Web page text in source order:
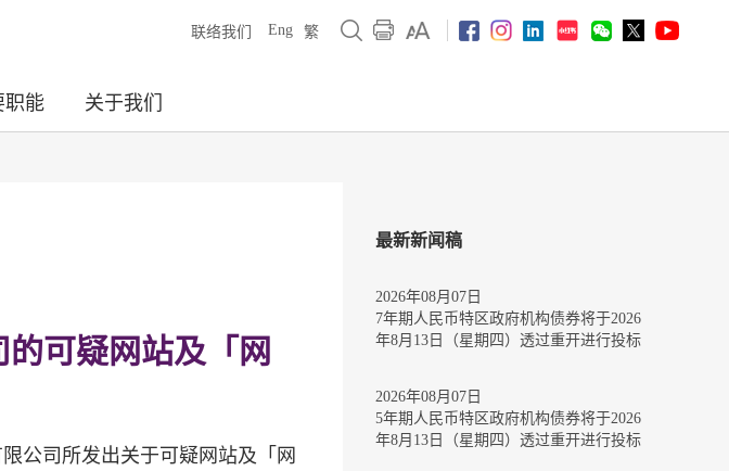
联络我们 Eng 繁
职能 关于我们
可疑网站及「网
公司所发出关于可疑网站及「网
最新新闻稿
2026年08月07日
7年期人民币特区政府机构债券将于2026
年8月13日（星期四）透过重开进行投标
2026年08月07日
5年期人民币特区政府机构债券将于2026
年8月13日（星期四）透过重开进行投标